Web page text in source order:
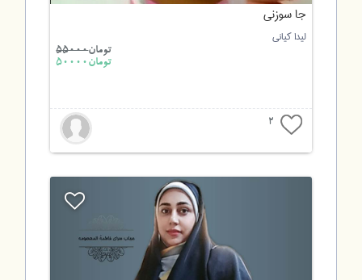
جا سوزنی
لیدا کیانی
تومان55000
تومان50000
2